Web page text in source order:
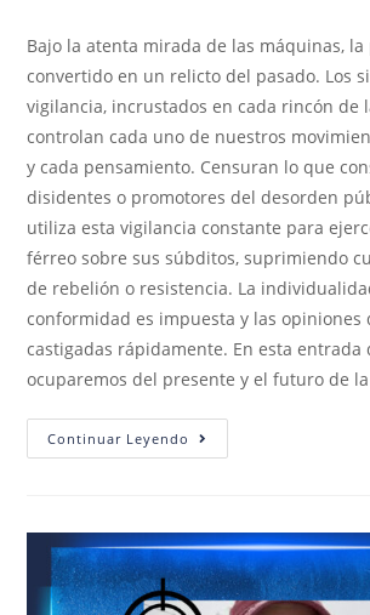
Bajo la atenta mirada de las máquinas,
convertido en un relicto del pasado. Los
vigilancia, incrustados en cada rincón de
controlan cada uno de nuestros
y cada pensamiento. Censuran lo que
disidentes o promotores del desorden
utiliza esta vigilancia constante para
férreo sobre sus súbditos, suprimiendo
de rebelión o resistencia. La
conformidad es impuesta y las opiniones
castigadas rápidamente. En esta entrada
ocuparemos del presente y el futuro de
Continuar Leyendo